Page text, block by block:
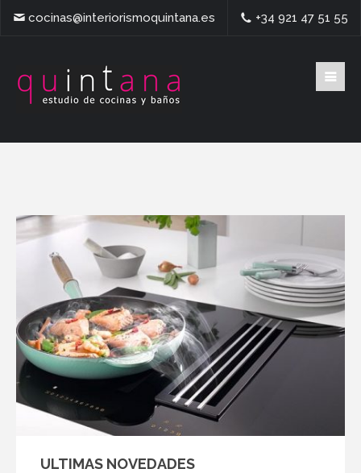
cocinas@interiorismoquintana.es +34 921 47 51 55
ULTIMAS NOVEDADES